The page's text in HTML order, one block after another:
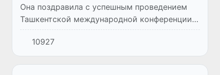
Она поздравила с успешным проведением
Ташкентской международной конференции
по вопросам развития дошкольного
образования.
10927